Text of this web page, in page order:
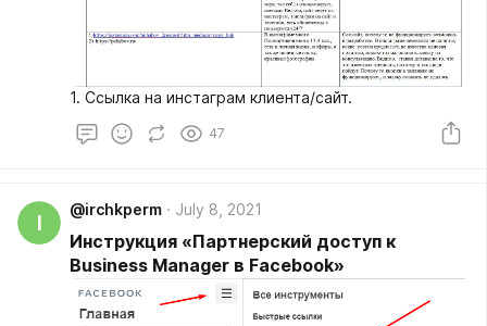
1. Ссылка на инстаграм клиента/сайт.
47
I
@irchkperm July 8, 2021
Инструкция «Партнерский доступ к
Business Manager в Facebook»